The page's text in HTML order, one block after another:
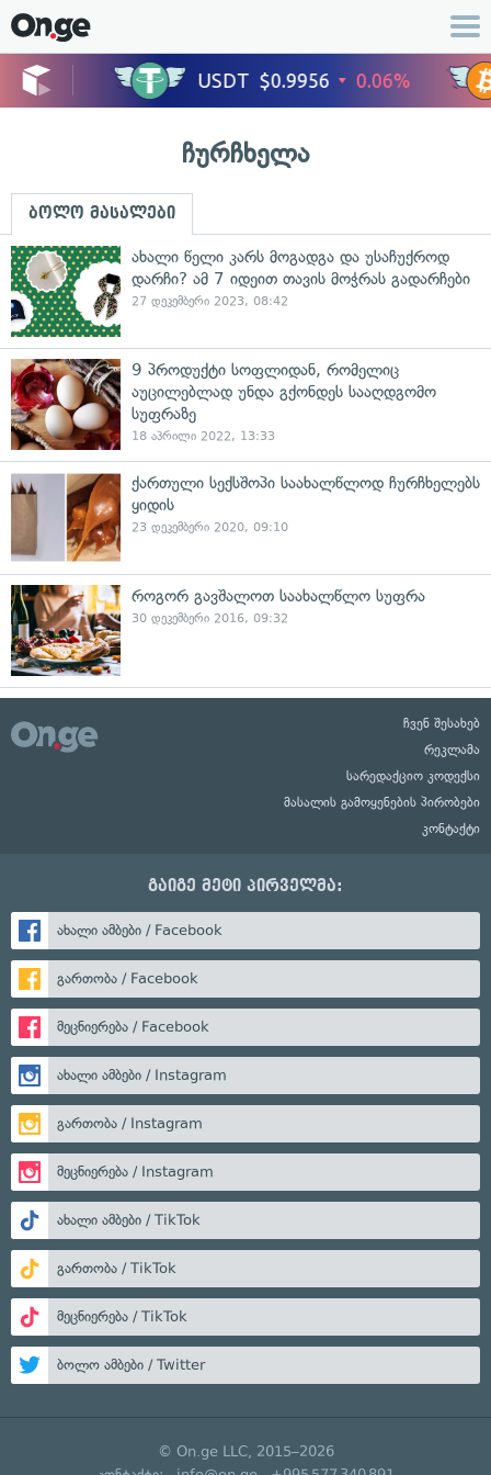
ჩურჩხელა
ბოლო მასალები
ახალი წელი კარს მოგადგა და უსაჩუქროდ
დარჩი? ამ 7 იდეით თავის მოჭრას გადარჩები
27 დეკემბერი 2023, 08:42
9 პროდუქტი სოფლიდან, რომელიც
აუცილებლად უნდა გქონდეს სააღდგომო
სუფრაზე
18 აპრილი 2022, 13:33
ქართული სექსშოპი საახალწლოდ ჩურჩხელებს
ყიდის
23 დეკემბერი 2020, 09:10
როგორ გავშალოთ საახალწლო სუფრა
30 დეკემბერი 2016, 09:32
ჩვენ შესახებ
რეკლამა
სარედაქციო კოდექსი
მასალის გამოყენების პირობები
კონტაქტი
გაიგე მეტი პირველმა:
ახალი ამბები / Facebook
გართობა / Facebook
მეცნიერება / Facebook
ახალი ამბები / Instagram
გართობა / Instagram
მეცნიერება / Instagram
ახალი ამბები / TikTok
გართობა / TikTok
მეცნიერება / TikTok
ბოლო ამბები / Twitter
© On.ge LLC, 2015–2026